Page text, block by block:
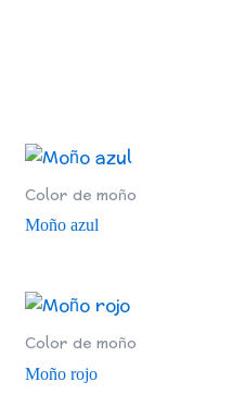
Color de moño
Moño azul
Color de moño
Moño rojo